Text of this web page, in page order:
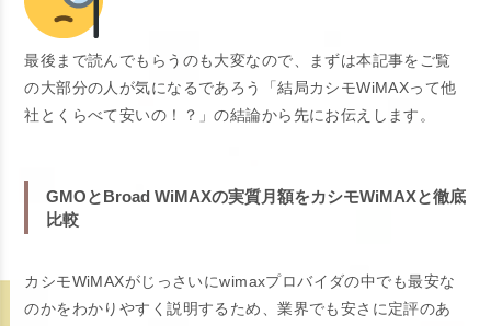
最後まで読んでもらうのも大変なので、まずは本記事をご覧
の大部分の人が気になるであろう「結局カシモWiMAXって他
社とくらべて安いの！？」の結論から先にお伝えします。
GMOとBroad WiMAXの実質月額をカシモWiMAXと徹底
比較
カシモWiMAXがじっさいにwimaxプロバイダの中でも最安な
のかをわかりやすく説明するため、業界でも安さに定評のあ